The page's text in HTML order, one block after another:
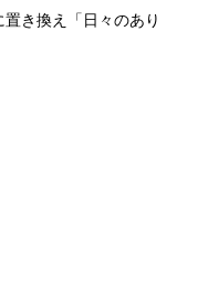
き換え「日々のあり